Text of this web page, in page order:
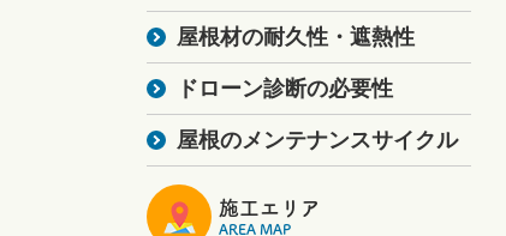
屋根材の耐久性・遮熱性
ドローン診断の必要性
屋根のメンテナンスサイクル
施工エリア
AREA MAP